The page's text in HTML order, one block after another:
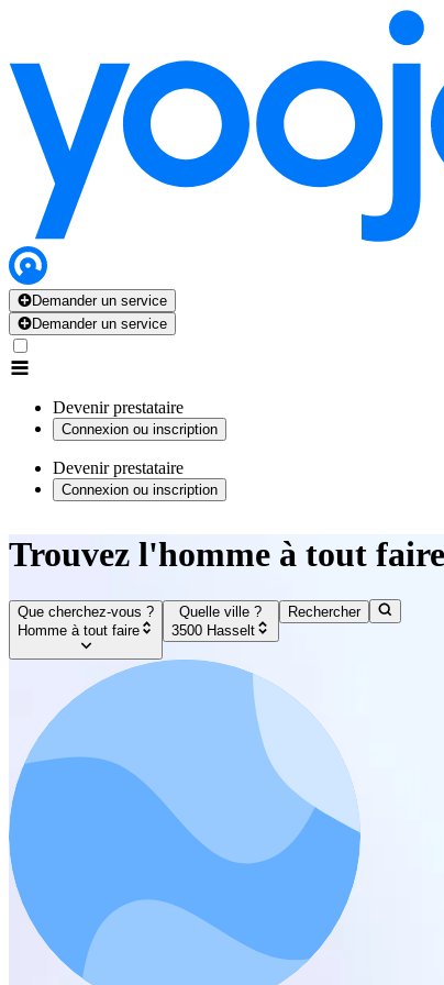
Demander un service
Demander un service
Devenir prestataire
Connexion ou inscription
Devenir prestataire
Connexion ou inscription
Trouvez l'homme à tout
Que cherchez-vous ?
Homme à tout faire
Quelle ville ?
3500 Hasselt
Rechercher